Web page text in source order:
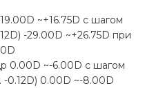
~+16.75D с шагом
-29.00D ~+26.75D при
0.00D ~-6.00D с шагом
-0.12D) 0.00D ~-8.00D